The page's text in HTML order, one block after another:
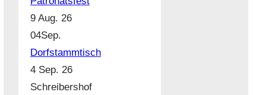
9 Aug. 26
04Sep.
Dorfstammtisch
4 Sep. 26
Schreibershof